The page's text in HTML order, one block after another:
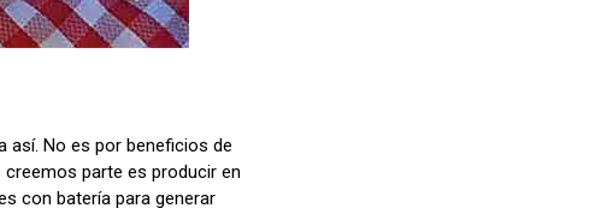
así. No es por beneficios de
parte es producir en
con batería para generar